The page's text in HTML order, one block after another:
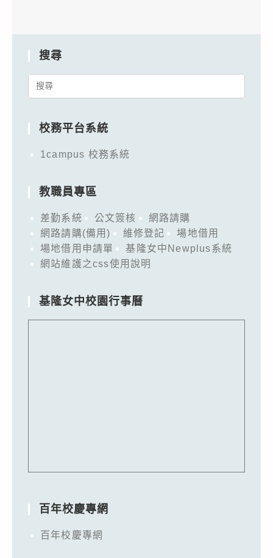
搜尋
Search
校務平台系統
1campus 校務系統
教職員專區
差勤系統 公文簽核
網路請購
網路請購(備用)
維修登記
場地借用
場地借用申請單
基隆女中Newplus系統
網站維護之css使用說明
基隆女中校園行事曆
百年校慶專網
百年校慶專網